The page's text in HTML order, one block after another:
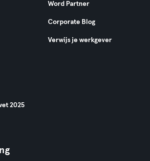
2025
Word Partner
Corporate Blog
Verwijs je werkgever